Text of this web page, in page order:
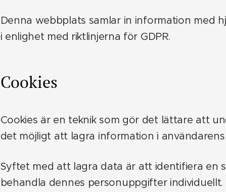
Denna webbplats samlar in information med
i enlighet med riktlinjerna för GDPR.
Cookies
Cookies är en teknik som gör det lättare att
det möjligt att lagra information i
Syftet med att lagra data är att identifiera en
behandla dennes personuppgifter individuellt.